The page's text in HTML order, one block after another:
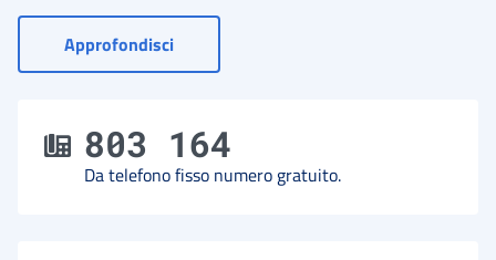
Approfondisci- Vai a Contact Center
803 164
Da telefono fisso numero gratuito.